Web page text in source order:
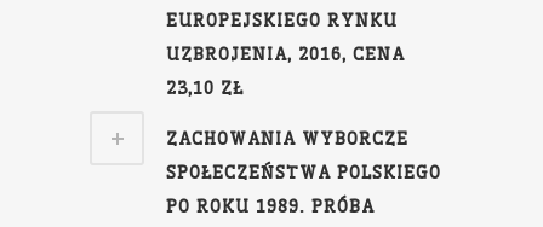
EUROPEJSKIEGO RYNKU
UZBROJENIA, 2016, CENA
23,10 ZŁ
ZACHOWANIA WYBORCZE
SPOŁECZEŃSTWA POLSKIEGO
PO ROKU 1989. PRÓBA